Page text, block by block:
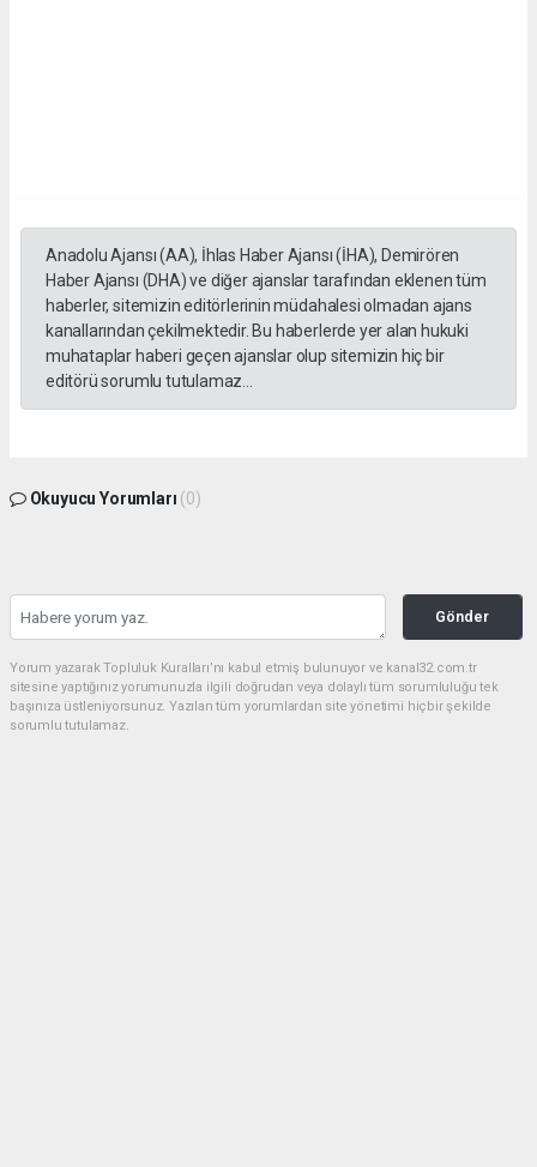
Anadolu Ajansı (AA), İhlas Haber Ajansı (İHA), Demirören
Haber Ajansı (DHA) ve diğer ajanslar tarafından eklenen tüm
haberler, sitemizin editörlerinin müdahalesi olmadan ajans
kanallarından çekilmektedir. Bu haberlerde yer alan hukuki
muhataplar haberi geçen ajanslar olup sitemizin hiç bir
editörü sorumlu tutulamaz...
Okuyucu Yorumları (0)
Gönder
Yorum yazarak Topluluk Kuralları’nı kabul etmiş bulunuyor ve kanal32.com.tr
sitesine yaptığınız yorumunuzla ilgili doğrudan veya dolaylı tüm sorumluluğu tek
başınıza üstleniyorsunuz. Yazılan tüm yorumlardan site yönetimi hiçbir şekilde
sorumlu tutulamaz.